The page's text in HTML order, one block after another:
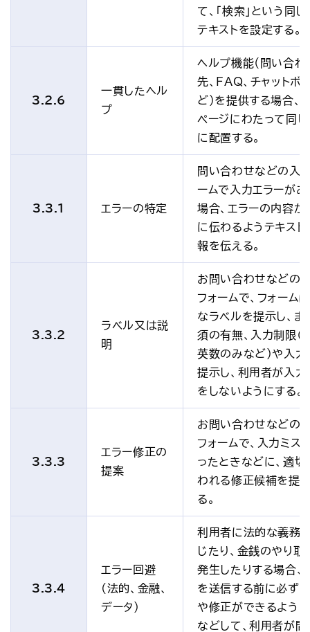
て、「検索」という同
テキストを設定する。
3.2.6
一貫したヘル
プ
ヘルプ機能（問い合わ
先、FAQ、チャットボ
ど）を提供する場合、
ページにわたって同
に配置する。
3.3.1 エラーの特定
問い合わせなどの入
ームで入力エラーがあ
場合、エラーの内容が
に伝わるようテキスト
報を伝える。
3.3.2
ラベル又は説
明
お問い合わせなどの
フォームで、フォーム
なラベルを提示し、ま
須の有無、入力制限（
英数のみなど）や入力
提示し、利用者が入力
をしないようにする。
3.3.3
エラー修正の
提案
お問い合わせなどの
フォームで、入力ミス
ったときなどに、適切
われる修正候補を提
る。
3.3.4
エラー回避
(法的、金融、
データ)
利用者に法的な義務
じたり、金銭のやり取
発生したりする場合、
を送信する前に必ず
や修正ができるよう
などして、利用者が間